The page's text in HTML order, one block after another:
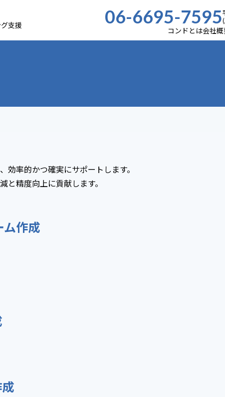
支援 06-6695-7595
コンドとは会社
率的かつ確実にサポートします。
精度向上に貢献します。
ム作成